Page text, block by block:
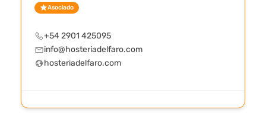
Asociado
+54 2901 425095
info@hosteriadelfaro.com
hosteriadelfaro.com